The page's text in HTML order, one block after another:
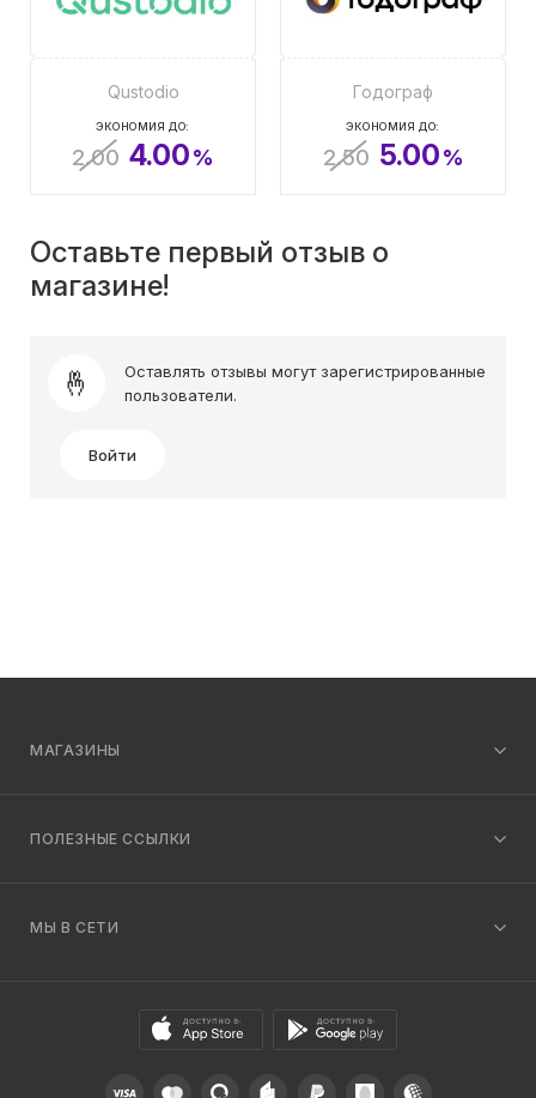
Qustodio
ЭКОНОМИЯ ДО:
2.00 4.00%
Годограф
ЭКОНОМИЯ ДО:
2.50 5.00%
Оставьте первый отзыв о
магазине!
Оставлять отзывы могут зарегистрированные
пользователи.
Войти
МАГАЗИНЫ
ПОЛЕЗНЫЕ ССЫЛКИ
МЫ В СЕТИ